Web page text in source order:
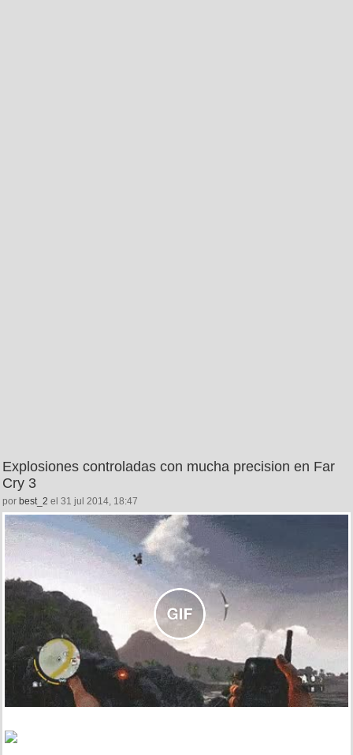
Explosiones controladas con mucha precision en Far
Cry 3
por best_2 el 31 jul 2014, 18:47